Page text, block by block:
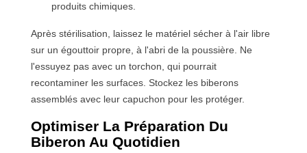
produits chimiques.
Après stérilisation, laissez le matériel sécher à l'air libre
sur un égouttoir propre, à l'abri de la poussière. Ne
l'essuyez pas avec un torchon, qui pourrait
recontaminer les surfaces. Stockez les biberons
assemblés avec leur capuchon pour les protéger.
Optimiser La Préparation Du
Biberon Au Quotidien